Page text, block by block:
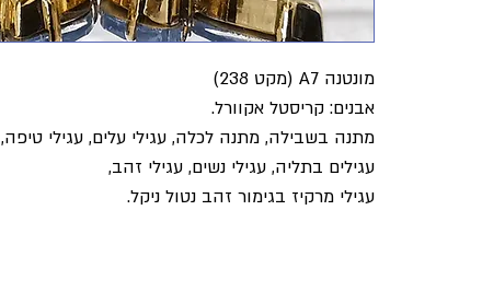
מונטנה A7 (מקט 238)
אבנים: קריסטל אקוורל.
מתנה בשבילה, מתנה לכלה, עגילי עלים, עגילי טיפה,
עגילים בתליה, עגילי נשים, עגילי זהב,
עגילי מרקיז בגימור זהב נטול ניקל.